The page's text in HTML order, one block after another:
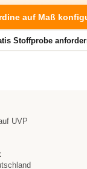
auf Maß
UVP